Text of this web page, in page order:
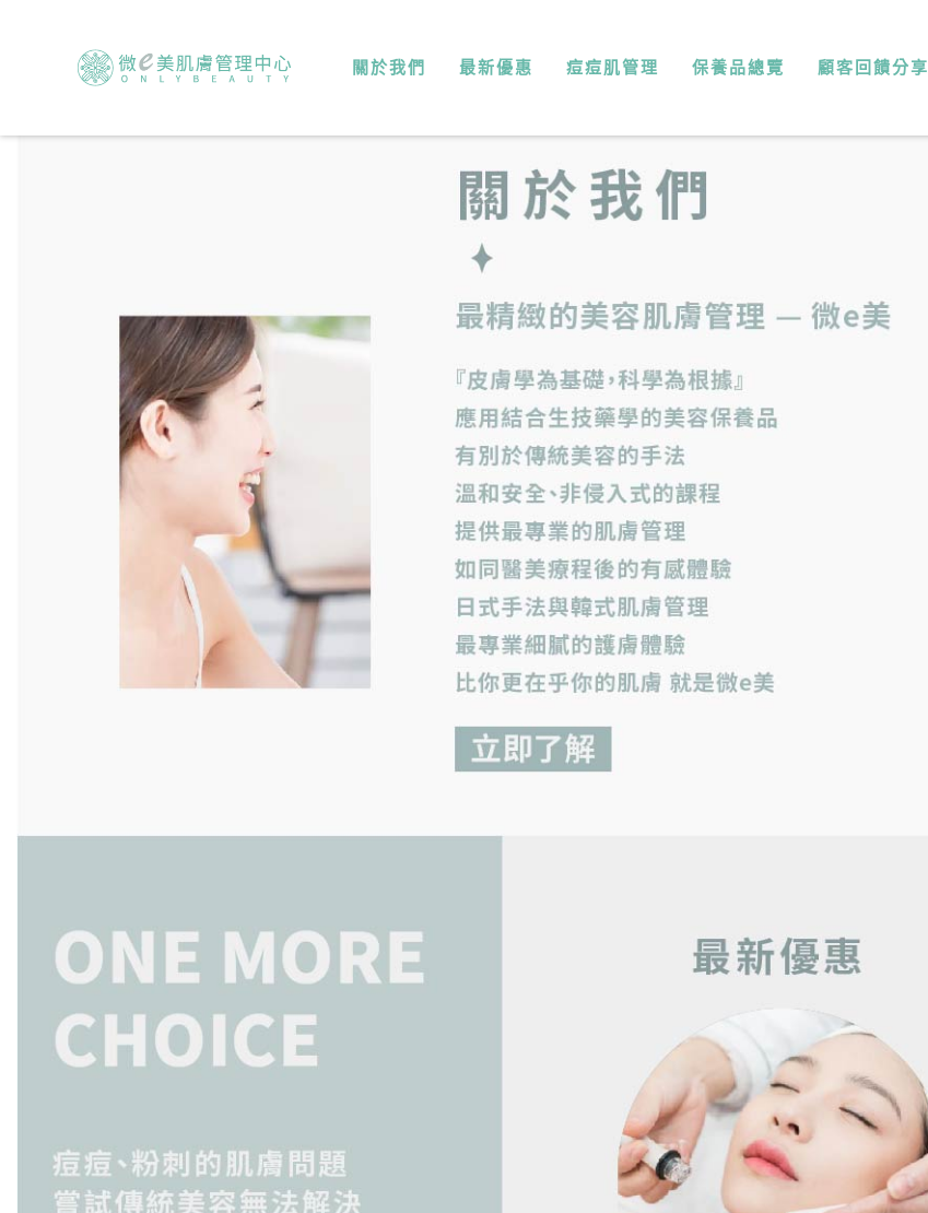
關於我們 最新優惠 痘痘肌管理 保養品總覽 顧客回饋分享